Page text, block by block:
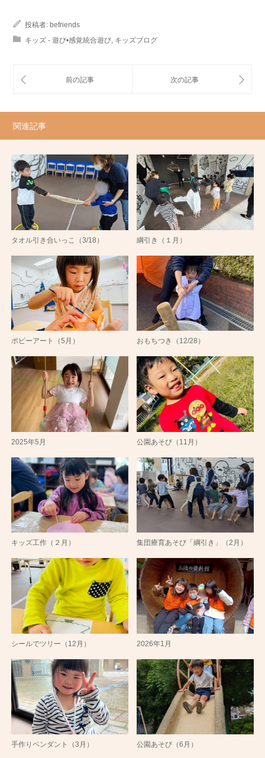
投稿者: befriends
キッズ - 遊び•感覚統合遊び, キッズブログ
関連記事
タオル引き合いっこ（3/18） 綱引き（１月）
ポピーアート（5月） おもちつき（12/28）
2025年5月 公園あそび（11月）
キッズ工作（２月） 集団療育あそび「綱引き」（2月）
シールでツリー（12月） 2026年1月
手作りペンダント（3月） 公園あそび（6月）